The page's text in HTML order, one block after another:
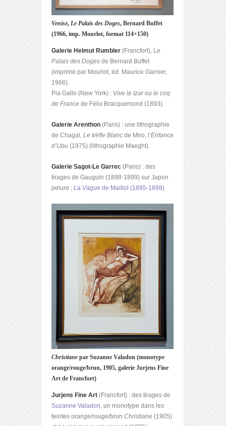
Venise, Le Palais des Doges, Bernard Buffet
(1966, imp. Mourlot, format 114×150)
Galerie Helmut Rumbler (Francfort), Le
Palais des Doges de Bernard Buffet
(imprimé par Mourlot, éd. Maurice Garnier,
1966).
Pia Gallo (New York) : Vive le tzar ou le coq
de France de Félix Bracquemond (1893).
Galerie Arenthon (Paris) : une lithographie
de Chagal, Le trèfle Blanc de Miro, l ‘Enfance
d’Ubu (1975) (lithographie Maeght).
Galerie Sagot-Le Garrec (Paris) : des
tirages de Gauguin (1898-1899) sur Japon
pelure ; La Vague de Maillol (1895-1898)
Christiane par Suzanne Valadon (monotype
orange/rouge/brun, 1905, galerie Jurjens Fine
Art de Francfort)
Jurjens Fine Art (Francfort) : des tirages de
Suzanne Valadon, un monotype dans les
teintes orange/rouge/brun Christiane (1905)